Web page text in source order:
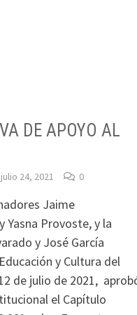
DE APOYO AL
julio 24, 2021 0
Jaime
Yasna Provoste, y la
y José García
y Cultura del
de julio de 2021,
el Capítulo